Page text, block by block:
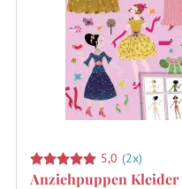
5,0 (2x)
Anziehpuppen Kleider